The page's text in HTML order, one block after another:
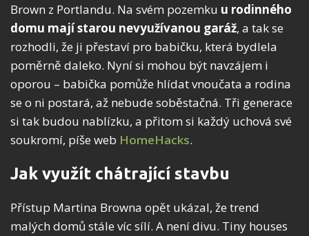
Brown z Portlandu. Na svém pozemku u rodinného
domu mají starou nevyužívanou garáž, a tak se
rozhodli, že ji přestaví pro babičku, která bydlela
poměrně daleko. Nyní si mohou být navzájem i
oporou – babička pomůže hlídat vnoučata a rodina
se o ni postará, až nebude soběstačná. Tři generace
si tak budou nablízku, a přitom si každý uchová své
soukromí, píše web HomeHacks.
Jak využít chátrající stavbu
Přístup Martina Browna opět ukázal, že trend
malých domů stále víc sílí. A není divu. Tiny houses